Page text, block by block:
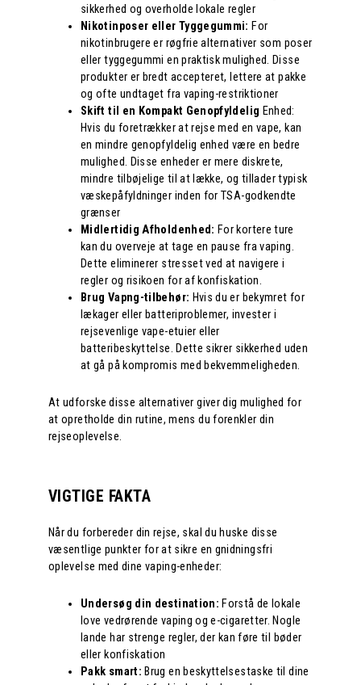
sikkerhed og overholde lokale regler
Nikotinposer eller Tyggegummi: For
nikotinbrugere er røgfrie alternativer som poser
eller tyggegummi en praktisk mulighed. Disse
produkter er bredt accepteret, lettere at pakke
og ofte undtaget fra vaping-restriktioner
Skift til en Kompakt Genopfyldelig Enhed:
Hvis du foretrækker at rejse med en vape, kan
en mindre genopfyldelig enhed være en bedre
mulighed. Disse enheder er mere diskrete,
mindre tilbøjelige til at lække, og tillader typisk
væskepåfyldninger inden for TSA-godkendte
grænser
Midlertidig Afholdenhed: For kortere ture
kan du overveje at tage en pause fra vaping.
Dette eliminerer stresset ved at navigere i
regler og risikoen for af konfiskation.
Brug Vapng-tilbehør: Hvis du er bekymret for
lækager eller batteriproblemer, invester i
rejsevenlige vape-etuier eller
batteribeskyttelse. Dette sikrer sikkerhed uden
at gå på kompromis med bekvemmeligheden.
At udforske disse alternativer giver dig mulighed for
at opretholde din rutine, mens du forenkler din
rejseoplevelse.
VIGTIGE FAKTA
Når du forbereder din rejse, skal du huske disse
væsentlige punkter for at sikre en gnidningsfri
oplevelse med dine vaping-enheder:
Undersøg din destination: Forstå de lokale
love vedrørende vaping og e-cigaretter. Nogle
lande har strenge regler, der kan føre til bøder
eller konfiskation
Pakk smart: Brug en beskyttelsestaske til dine